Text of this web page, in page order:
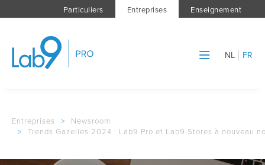
Particuliers Entreprises Enseignement
NL FR
Entreprises >
Newsroom
>
Trends Gazelles 2024 : Lab9 Pro et Lab9 Stores à nouveau